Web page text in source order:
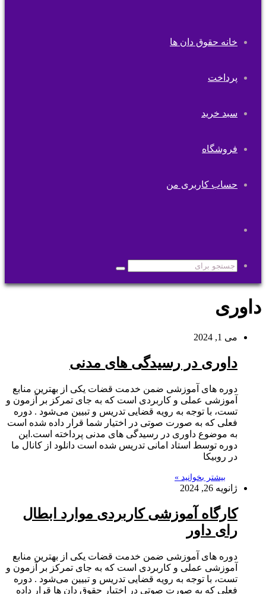
خانه حقوق دان ها
پرداخت
سبد خرید
فروشگاه
حساب کاربری من
پوسته
جستجو
برای
داوری
می 1, 2024
داوری در رسیدگی های مدنی
دوره های آموزشی ضمن خدمت قضات یکی از بهترین منابع
آموزشی عملی و کاربردی است که به جای تمرکز بر آزمون و
تست، با توجه به رویه قضایی تدریس و تبیین می‌شود . دوره
فعلی که به صورت صوتی در اختیار شما قرار داده شده است
به موضوع داوری در رسیدگی های مدنی پرداخته است.این
دوره توسط استاد امانی تدریس شده است دانلود از کانال ما
در روبیکا
بیشتر بخوانید »
ژانویه 26, 2024
کارگاه آموزشی کاربردی موارد ابطال
رای داور
دوره های آموزشی ضمن خدمت قضات یکی از بهترین منابع
آموزشی عملی و کاربردی است که به جای تمرکز بر آزمون و
تست، با توجه به رویه قضایی تدریس و تبیین می‌شود . دوره
فعلی که به صورت صوتی در اختیار حقوق دان ها قرار داده